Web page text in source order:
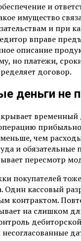
и
имущество
и при
вправе
описание
но платежи,
договор.
деньги не
чем
и
пересмотр
покупателей
Один кассовый
контрактом.
на слишком
дебиторской